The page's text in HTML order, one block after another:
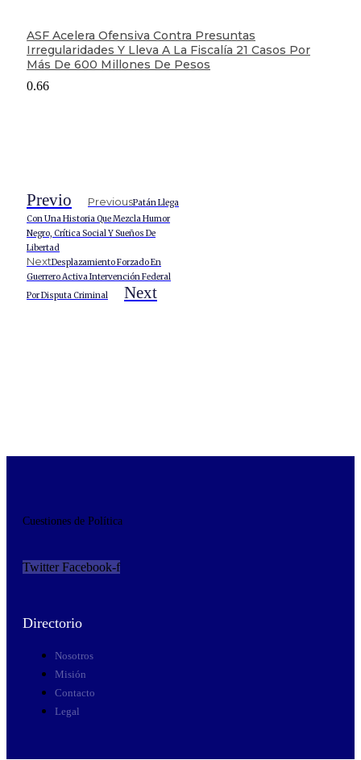
ASF Acelera Ofensiva Contra Presuntas
Irregularidades Y Lleva A La Fiscalía 21 Casos Por
Más De 600 Millones De Pesos
Previo PreviousPatán Llega
Con Una Historia Que Mezcla Humor
Negro, Crítica Social Y Sueños De
Libertad
NextDesplazamiento Forzado En
Guerrero Activa Intervención Federal
Por Disputa Criminal
Next
Cuestiones de Política
Twitter Facebook-f
Directorio
Nosotros
Misión
Contacto
Legal